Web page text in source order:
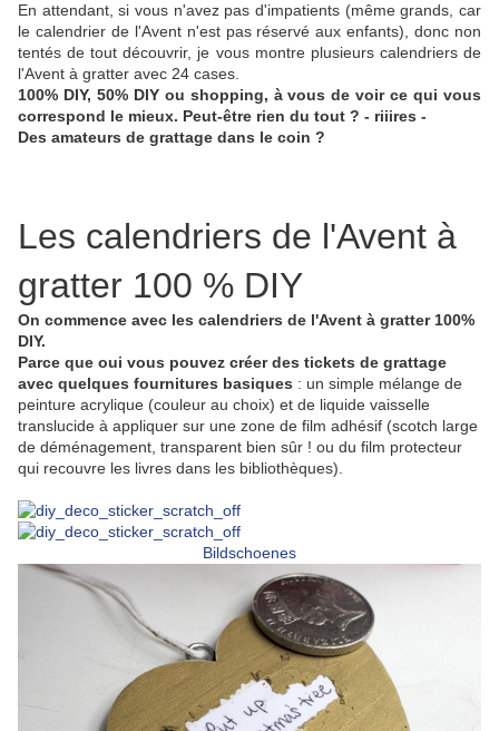
En attendant, si vous n'avez pas d'impatients (même grands, car
le calendrier de l'Avent n'est pas réservé aux enfants), donc non
tentés de tout découvrir, je vous montre plusieurs calendriers de
l'Avent à gratter avec 24 cases.
100% DIY, 50% DIY ou shopping, à vous de voir ce qui vous
correspond le mieux. Peut-être rien du tout ? - riiires -
Des amateurs de grattage dans le coin ?
Les calendriers de l'Avent à
gratter 100 % DIY
On commence avec les calendriers de l'Avent à gratter 100%
DIY.
Parce que oui vous pouvez créer des tickets de grattage
avec quelques fournitures basiques : un simple mélange de
peinture acrylique (couleur au choix) et de liquide vaisselle
translucide à appliquer sur une zone de film adhésif (scotch large
de déménagement, transparent bien sûr ! ou du film protecteur
qui recouvre les livres dans les bibliothèques).
Bildschoenes